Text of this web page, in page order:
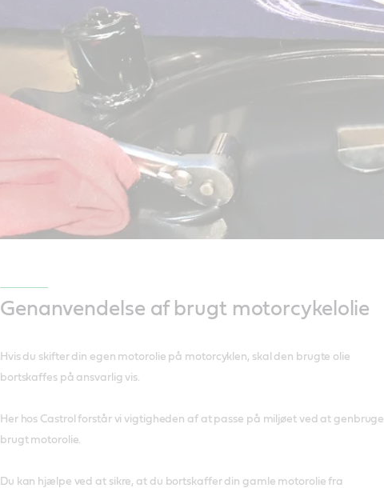
Genanvendelse af brugt motorcykelolie
Hvis du skifter din egen motorolie på motorcyklen, skal den brugte olie
bortskaffes på ansvarlig vis.
Her hos Castrol forstår vi vigtigheden af at passe på miljøet ved at genbruge
brugt motorolie.
Du kan hjælpe ved at sikre, at du bortskaffer din gamle motorolie fra